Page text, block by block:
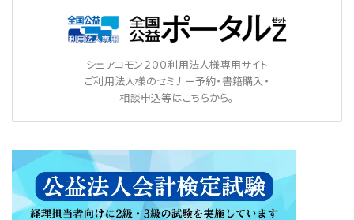
シェアコモン２００利用法人様専用サイト
ご利用法人様のセミナー予約・書籍購入・
相談申込等はこちらから。